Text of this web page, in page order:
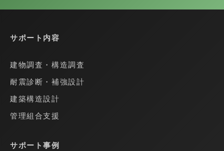
サポート内容
建物調査・構造調査
耐震診断・補強設計
建築構造設計
管理組合支援
サポート事例